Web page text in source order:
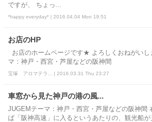
ですが、 ちょっ...
*happy everyday* | 2016.04.04 Mon 19:51
お店のHP
お店のホームページです★ よろしくおねがいし
マ：神戸・西宮・芦屋などの阪神間
宝塚 アロマテラ... | 2016.03.31 Thu 23:27
車窓から見た神戸の港の風...
JUGEMテーマ：神戸・西宮・芦屋などの阪神間
ば「阪神高速」に入るというあたりの、観光船が